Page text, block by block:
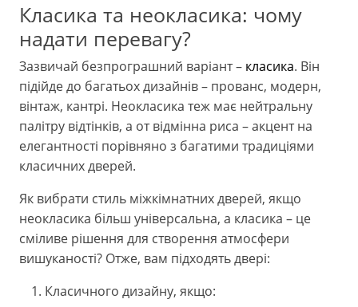
Класика та неокласика: чому
надати перевагу?
Зазвичай безпрограшний варіант – класика. Він
підійде до багатьох дизайнів – прованс, модерн,
вінтаж, кантрі. Неокласика теж має нейтральну
палітру відтінків, а от відмінна риса – акцент на
елегантності порівняно з багатими традиціями
класичних дверей.
Як вибрати стиль міжкімнатних дверей, якщо
неокласика більш універсальна, а класика – це
сміливе рішення для створення атмосфери
вишуканості? Отже, вам підходять двері:
Класичного дизайну, якщо: